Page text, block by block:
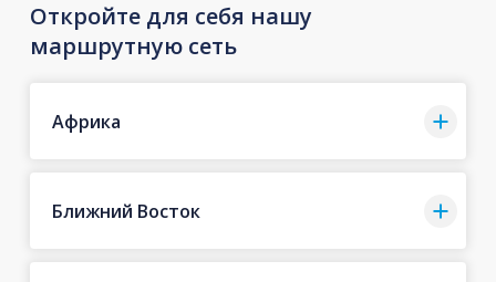
Откройте для себя нашу
маршрутную сеть
Африка
Ближний Восток